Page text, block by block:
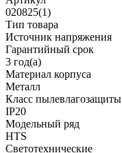
020825(1)
Тип товара
Источник напряжения
Гарантийный срок
3 год(а)
Материал корпуса
Металл
Класс пылевлагозащиты
IP20
Модельный ряд
HTS
Светотехнические